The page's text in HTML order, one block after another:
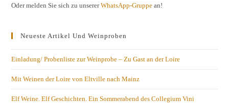
Oder melden Sie sich zu unsererWhatsApp-Gruppe an!
Neueste Artikel Und Weinproben
Einladung/ Probenliste zur Weinprobe – Zu Gast an der Loire
Mit Weinen der Loire von Eltville nach Mainz
Elf Weine. Elf Geschichten. Ein Sommerabend des Collegium Vini